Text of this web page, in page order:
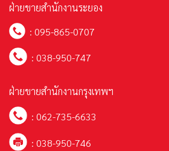
ฝ่ายขายสำนักงานระยอง
:095-865-0707
: 038-950-747
ฝ่ายขายสำนักงานกรุงเทพฯ
: 062-735-6633
: 038-950-746